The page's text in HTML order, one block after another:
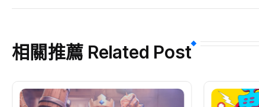
相關推薦 Related Post